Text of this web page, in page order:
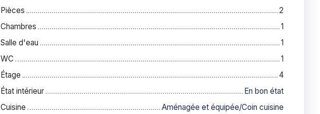
Pièces
2
Chambres
1
Salle d'eau
1
WC
1
Étage
4
État intérieur
En bon état
Cuisine
Aménagée et équipée/Coin cuisine